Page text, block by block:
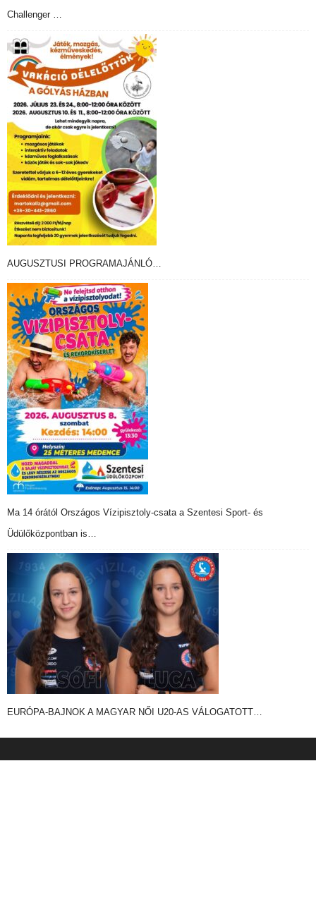
Challenger …
AUGUSZTUSI PROGRAMAJÁNLÓ…
Ma 14 órától Országos Vízipisztoly-csata a Szentesi Sport- és
Üdülőközpontban is…
EURÓPA-BAJNOK A MAGYAR NŐI U20-AS VÁLOGATOTT…